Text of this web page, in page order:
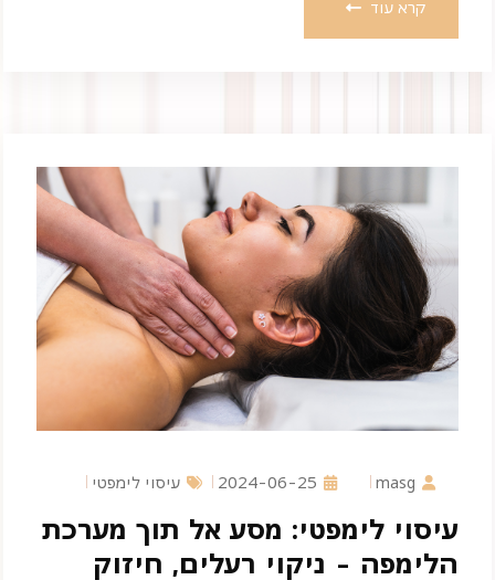
קרא עוד
masg
2024-06-25 עיסוי לימפטי
עיסוי לימפטי: מסע אל תוך מערכת
הלימפה - ניקוי רעלים, חיזוק